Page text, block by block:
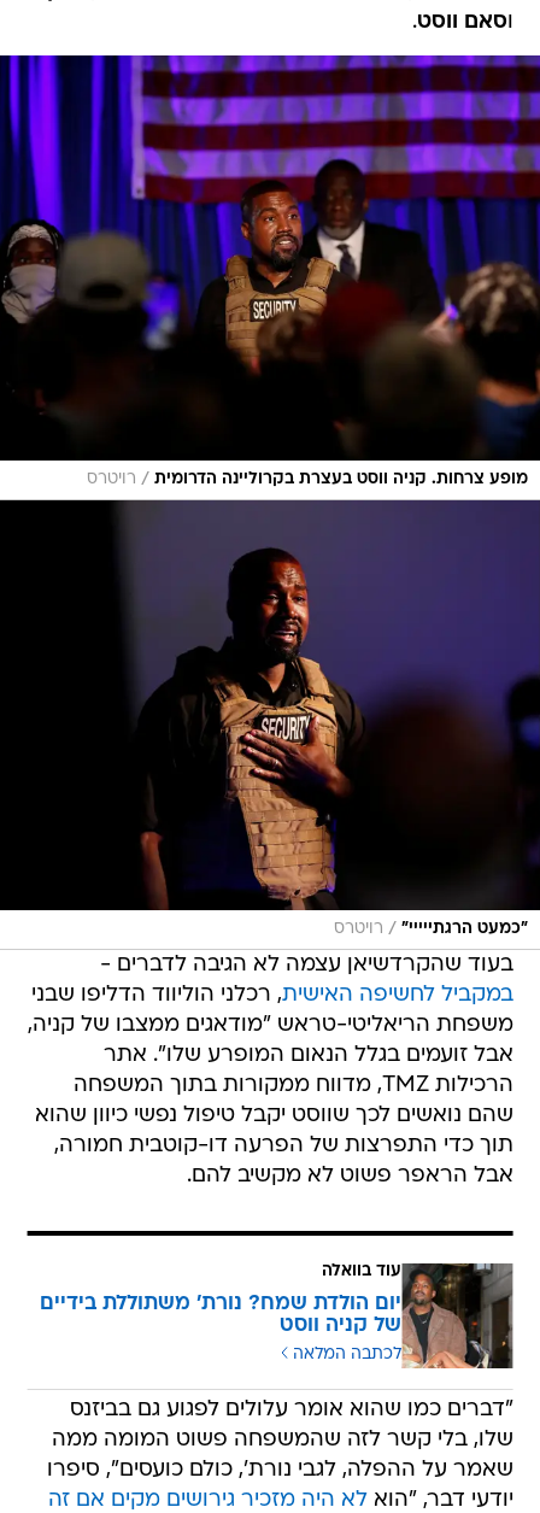
וסאם ווסט.
מופע צרחות. קניה ווסט בעצרת בקרוליינה הדרומית / רויטרס
"כמעט הרגתייייי" / רויטרס
בעוד שהקרדשיאן עצמה לא הגיבה לדברים -
במקביל לחשיפה האישית, רכלני הוליווד הדליפו שבני
משפחת הריאליטי-טראש "מודאגים ממצבו של קניה,
אבל זועמים בגלל הנאום המופרע שלו". אתר
הרכילות TMZ, מדווח ממקורות בתוך המשפחה
שהם נואשים לכך שווסט יקבל טיפול נפשי כיוון שהוא
תוך כדי התפרצות של הפרעה דו-קוטבית חמורה,
אבל הראפר פשוט לא מקשיב להם.
עוד בוואלה
יום הולדת שמח? נורת' משתוללת בידיים
של קניה ווסט
לכתבה המלאה
"דברים כמו שהוא אומר עלולים לפגוע גם בביזנס
שלו, בלי קשר לזה שהמשפחה פשוט המומה ממה
שאמר על ההפלה, לגבי נורת', כולם כועסים", סיפרו
יודעי דבר, "הואלא היה מזכיר גירושים מקים אם זה